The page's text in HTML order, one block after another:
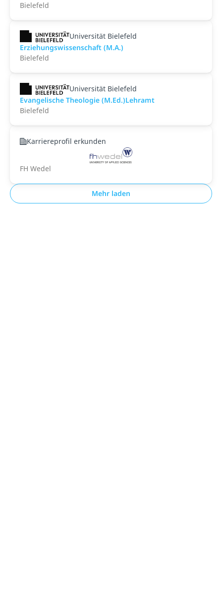
Bielefeld
Universität Bielefeld
Erziehungswissenschaft (M.A.)
Bielefeld
Universität Bielefeld
Evangelische Theologie (M.Ed.)Lehramt
Bielefeld
Karriereprofil erkunden
FH Wedel
Mehr laden